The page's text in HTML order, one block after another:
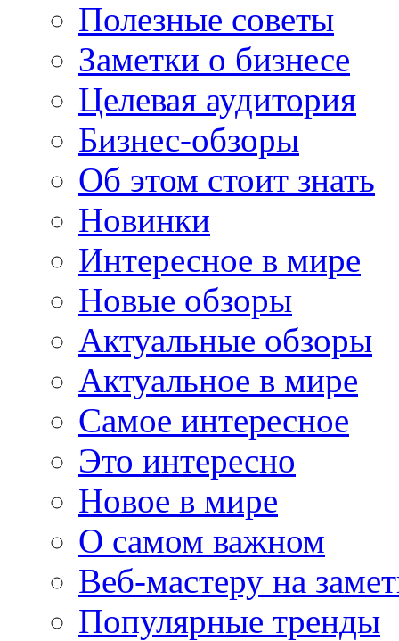
Полезные советы
Заметки о бизнесе
Целевая аудитория
Бизнес-обзоры
Об этом стоит знать
Новинки
Интересное в мире
Новые обзоры
Актуальные обзоры
Актуальное в мире
Самое интересное
Это интересно
Новое в мире
О самом важном
Веб-мастеру на
Популярные тренды